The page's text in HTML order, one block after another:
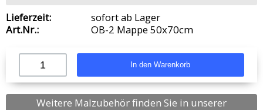
Lieferzeit:
sofort ab Lager
Art.Nr.:
OB-2 Mappe 50x70cm
Weitere Malzubehör finden Sie in unserer